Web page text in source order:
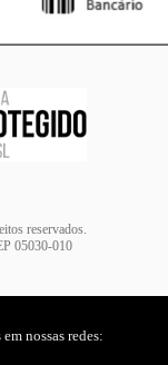
reservados.
05030-010
nossas redes: